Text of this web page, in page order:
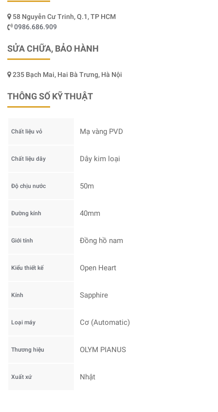
58 Nguyễn Cư Trinh, Q.1, TP HCM
0986.686.909
SỬA CHỮA, BẢO HÀNH
235 Bạch Mai, Hai Bà Trưng, Hà Nội
THÔNG SỐ KỸ THUẬT
Chất liệu vỏ Mạ vàng PVD
Chất liệu dây Dây kim loại
Độ chịu nước 50m
Đường kính 40mm
Giới tính Đồng hồ nam
Kiểu thiết kế Open Heart
Kính Sapphire
Loại máy Cơ (Automatic)
Thương hiệu OLYM PIANUS
Xuất xứ Nhật